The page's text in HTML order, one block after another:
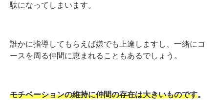
駄になってしまいます。
誰かに指導してもらえば嫌でも上達しますし、一緒にコ
ースを周る仲間に恵まれることもあるでしょう。
モチベーションの維持に仲間の存在は大きいものです。